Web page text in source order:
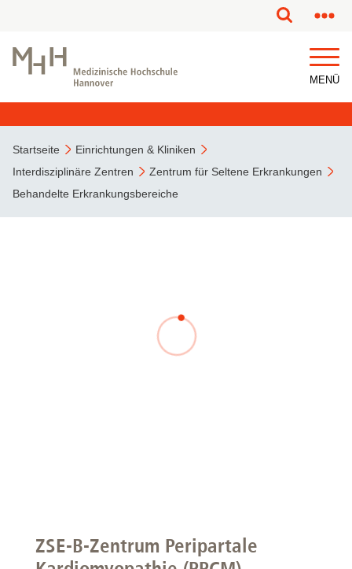
MENÜ
Startseite
Einrichtungen & Kliniken
Interdisziplinäre Zentren
Zentrum für Seltene Erkrankungen
Behandelte Erkrankungsbereiche
ZSE-B-Zentrum Peripartale